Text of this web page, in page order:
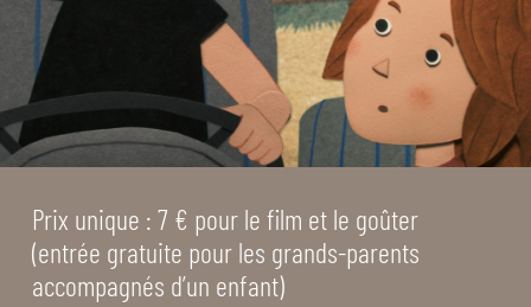
Prix unique : 7 € pour le film et le goûter
(entrée gratuite pour les grands-parents
accompagnés d’un enfant)